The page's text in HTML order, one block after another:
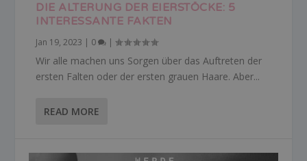
DIE ALTERUNG DER EIERSTÖCKE: 5
INTERESSANTE FAKTEN
Jan 19, 2023 | 0 |
Wir alle machen uns Sorgen über das Auftreten der
ersten Falten oder der ersten grauen Haare. Aber...
READ MORE